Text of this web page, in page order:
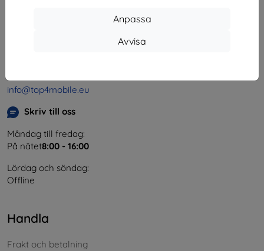
Anpassa
Avvisa
46701494
Momsregistreringsnummer:SK2023549671
info@top4mobile.eu
Skriv till oss
Måndag till fredag:
På nätet8:00 - 16:00
Lördag och söndag:
Offline
Handla
Frakt och betalning